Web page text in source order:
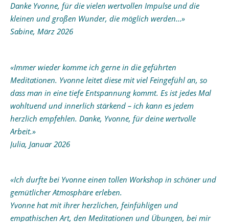
Danke Yvonne, für die vielen wertvollen Impulse und die
kleinen und großen Wunder, die möglich werden…»
Sabine, März 2026
«Immer wieder komme ich gerne in die geführten
Meditationen. Yvonne leitet diese mit viel Feingefühl an, so
dass man in eine tiefe Entspannung kommt. Es ist jedes Mal
wohltuend und innerlich stärkend – ich kann es jedem
herzlich empfehlen. Danke, Yvonne, für deine wertvolle
Arbeit.»
Julia, Januar 2026
«Ich durfte bei Yvonne einen tollen Workshop in schöner und
gemütlicher Atmosphäre erleben.
Yvonne hat mit ihrer herzlichen, feinfühligen und
empathischen Art, den Meditationen und Übungen, bei mir